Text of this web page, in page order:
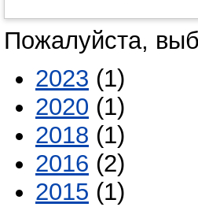
Пожалуйста,
2023 (1)
2020 (1)
2018 (1)
2016 (2)
2015 (1)